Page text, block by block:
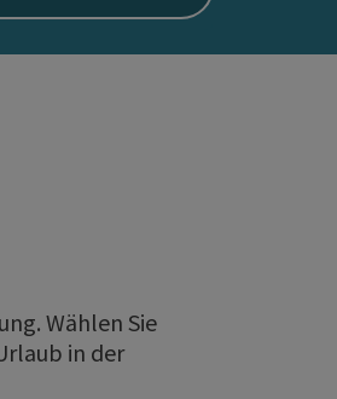
Wählen Sie
in der